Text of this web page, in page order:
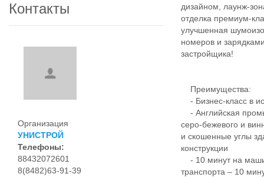
Контакты
Организация
УНИСТРОЙ
Телефоны:
88432072601
8(8482)63-91-39
дизайном, лаунж-
отделка премиум-
улучшенная
номеров и
застройщика!
Преимущества:
- Бизнес-класс в
- Английская
серо-бежевого и
и скошенные углы
конструкции
- 10 минут на
транспорта – 10